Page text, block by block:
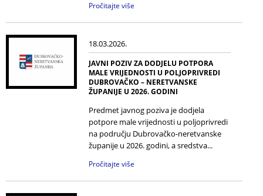
Pročitajte više
18.03.2026.
JAVNI POZIV ZA DODJELU POTPORA
MALE VRIJEDNOSTI U POLJOPRIVREDI
DUBROVAČKO – NERETVANSKE
ŽUPANIJE U 2026. GODINI
Predmet javnog poziva je dodjela
potpore male vrijednosti u poljoprivredi
na području Dubrovačko-neretvanske
županije u 2026. godini, a sredstva...
Pročitajte više